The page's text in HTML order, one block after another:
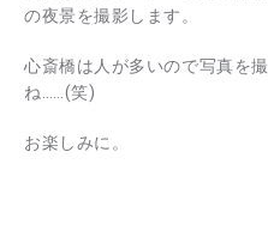
の夜景を撮影します。
心斎橋は人が多いので写真を
ね……(笑)
お楽しみに。